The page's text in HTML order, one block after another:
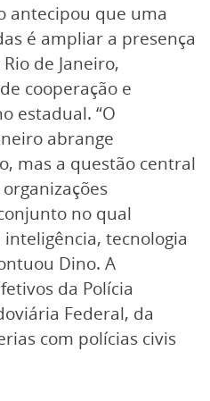
antecipou que uma
é ampliar a presença
de Janeiro,
cooperação e
estadual. “O
abrange
mas a questão central
no qual
tecnologia
Dino. A
da Polícia
Federal, da
com polícias civis